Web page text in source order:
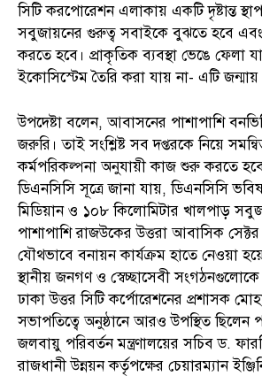
সিটি করপোরেশন এলাকায় একটি দৃষ্টান্ত
সবুজায়নের গুরুত্ব সবাইকে বুঝতে হবে এবং
করতে হবে। প্রাকৃতিক ব্যবস্থা ভেঙে ফেলা
ইকোসিস্টেম তৈরি করা যায় না- এটি
উপদেষ্টা বলেন, আবাসনের পাশাপাশি
জরুরি। তাই সংশ্লিষ্ট সব দপ্তরকে নিয়ে
কর্মপরিকল্পনা অনুযায়ী কাজ শুরু করতে
ডিএনসিসি সূত্রে জানা যায়, ডিএনসিসি
মিডিয়ান ও ১০৮ কিলোমিটার খালপাড়
পাশাপাশি রাজউকের উত্তরা আবাসিক
যৌথভাবে বনায়ন কার্যক্রম হাতে নেওয়া
স্থানীয় জনগণ ও স্বেচ্ছাসেবী
ঢাকা উত্তর সিটি কর্পোরেশনের প্রশাসক
সভাপতিত্বে অনুষ্ঠানে আরও উপস্থিত ছিলেন
জলবায়ু পরিবর্তন মন্ত্রণালয়ের সচিব ড.
রাজধানী উন্নয়ন কর্তৃপক্ষের চেয়ারম্যান